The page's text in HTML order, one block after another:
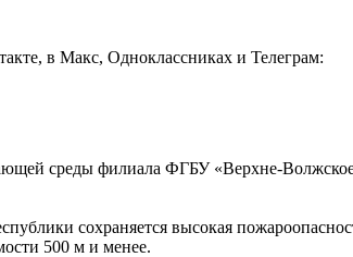
в Макс, Одноклассниках и Телеграм:
среды филиала ФГБУ «Верхне-
сохраняется высокая
500 м и менее.